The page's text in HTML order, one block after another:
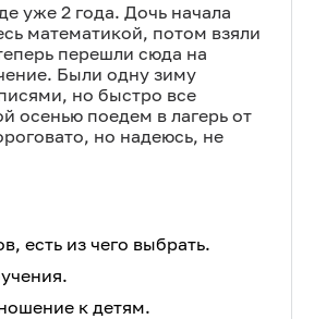
уже 2 года. Дочь начала
математикой, потом взяли
перешли сюда на
Были одну зиму
но быстро все
осенью поедем в лагерь от
но надеюсь, не
есть из чего выбрать.
к детям.